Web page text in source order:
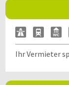
Ihr Vermieter